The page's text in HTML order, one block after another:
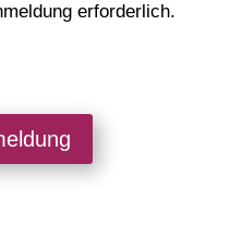
erforderlich.